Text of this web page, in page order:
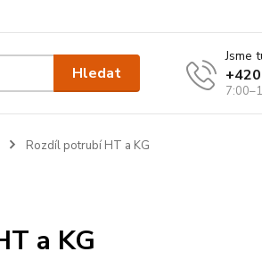
Hledat
Jsme
Rozdíl potrubí HT a KG
a KG